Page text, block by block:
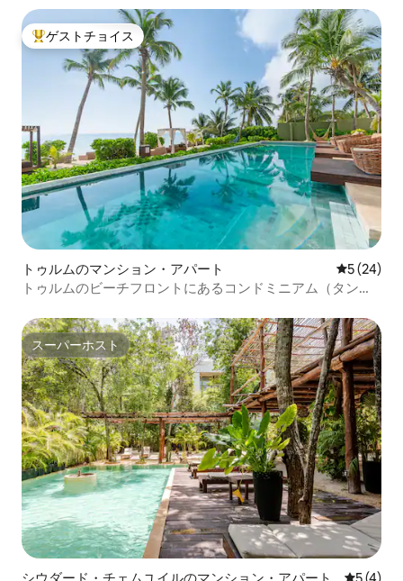
大好評のゲストチョイスです。
ゲストチョイス
トゥルムのマンション・アパート レビュー
5 (24)
トゥルムのビーチフロントにあるコンドミニアム（タン
スーパーホスト
スーパーホスト
シウダード・チェムユイルのマンション・アパート レビュー
5 (4)